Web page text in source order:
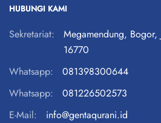
HUBUNGI KAMI
Sekretariat:
Megamendung, Bogor,
16770
Whatsapp:
081398300644
Whatsapp:
081226502573
E-Mail:
info@gentaqurani.id